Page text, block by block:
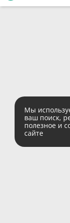
Мы
ваш поиск,
полезное и
сайте